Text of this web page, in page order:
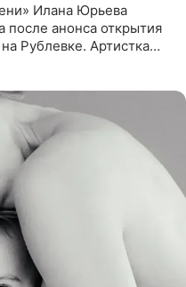
Илана Юрьева
после анонса открытия
Рублевке. Артистка